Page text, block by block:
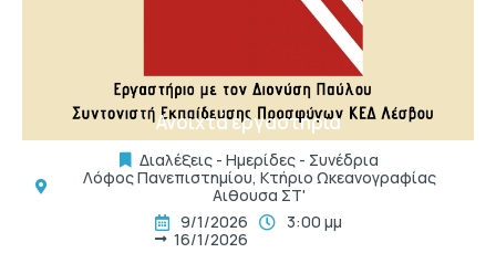
Ανοιχτά εργαστήρια
Διαλέξεις - Ημερίδες - Συνέδρια
Λόφος Πανεπιστημίου, Κτήριο Ωκεανογραφίας
Αιθουσα ΣΤ'
9/1/2026
16/1/2026
3:00 μμ